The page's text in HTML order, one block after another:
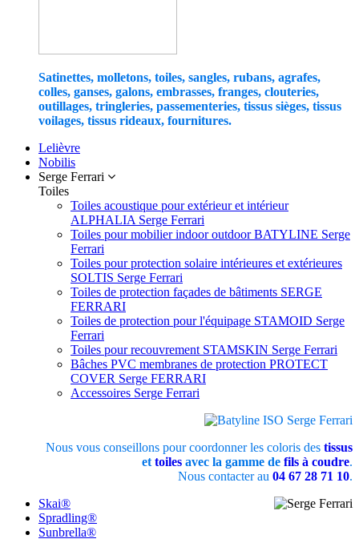
Satinettes, molletons, toiles, sangles, rubans, agrafes,
colles, ganses, galons, embrasses, franges, clouteries,
outillages, tringleries, passementeries, tissus sièges, tissus
voilages, tissus rideaux, fournitures.
Lelièvre
Nobilis
Serge Ferrari
Toiles
Toiles acoustique pour extérieur et intérieur
ALPHALIA Serge Ferrari
Toiles pour mobilier indoor outdoor BATYLINE Serge
Ferrari
Toiles pour protection solaire intérieures et extérieures
SOLTIS Serge Ferrari
Toiles de protection façades de bâtiments SERGE
FERRARI
Toiles de protection pour l'équipage STAMOID Serge
Ferrari
Toiles pour recouvrement STAMSKIN Serge Ferrari
Bâches PVC membranes de protection PROTECT
COVER Serge FERRARI
Accessoires Serge Ferrari
Nous vous conseillons pour coordonner les coloris des tissus
et toiles avec la gamme de fils à coudre.
Nous contacter au 04 67 28 71 10.
Skai®
Spradling®
Sunbrella®